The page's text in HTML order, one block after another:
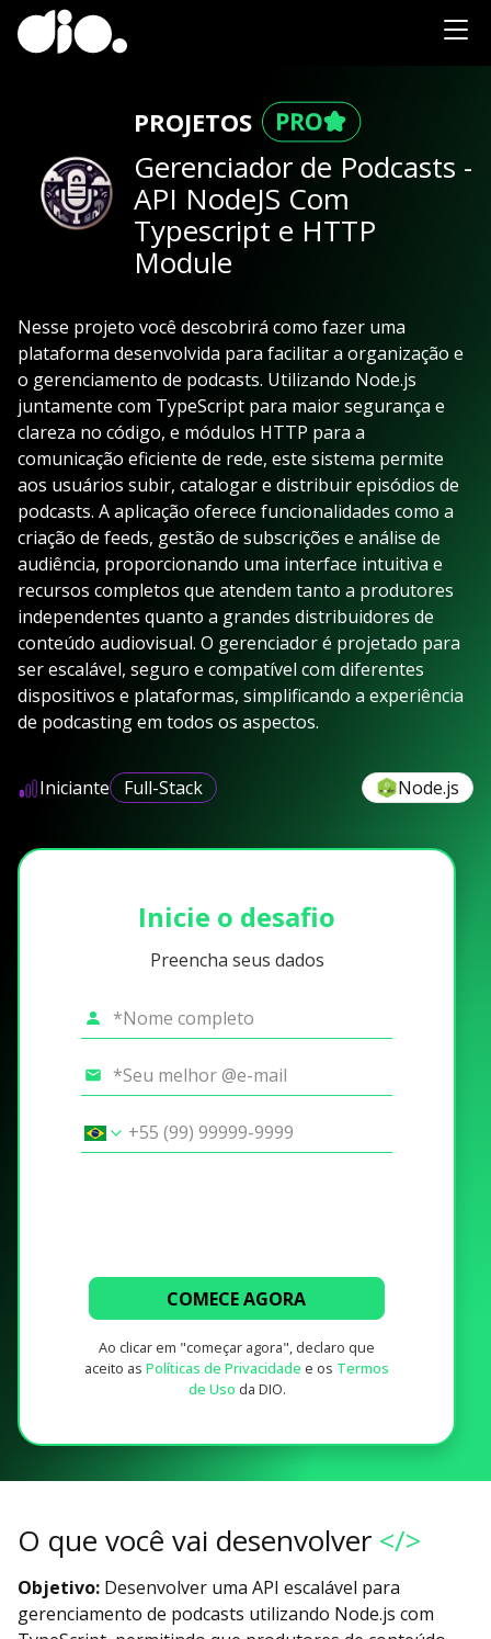
PROJETOS
Gerenciador de Podcasts -
API NodeJS Com
Typescript e HTTP
Module
Nesse projeto você descobrirá como fazer uma
plataforma desenvolvida para facilitar a organização e
o gerenciamento de podcasts. Utilizando Node.js
juntamente com TypeScript para maior segurança e
clareza no código, e módulos HTTP para a
comunicação eficiente de rede, este sistema permite
aos usuários subir, catalogar e distribuir episódios de
podcasts. A aplicação oferece funcionalidades como a
criação de feeds, gestão de subscrições e análise de
audiência, proporcionando uma interface intuitiva e
recursos completos que atendem tanto a produtores
independentes quanto a grandes distribuidores de
conteúdo audiovisual. O gerenciador é projetado para
ser escalável, seguro e compatível com diferentes
dispositivos e plataformas, simplificando a experiência
de podcasting em todos os aspectos.
Iniciante Full-Stack Node.js
Inicie o desafio
Preencha seus dados
COMECE AGORA
Ao clicar em "começar agora", declaro que
aceito as Políticas de Privacidade e os Termos
de Uso da DIO.
O que você vai desenvolver </>
Objetivo: Desenvolver uma API escalável para
gerenciamento de podcasts utilizando Node.js com